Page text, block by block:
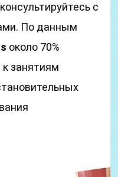
с
По данным
около 70%
занятиям